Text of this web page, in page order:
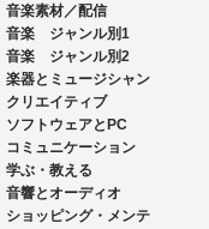
音楽素材／配信
音楽 ジャンル別1
音楽 ジャンル別2
楽器とミュージシャン
クリエイティブ
ソフトウェアとPC
コミュニケーション
学ぶ・教える
音響とオーディオ
ショッピング・メンテ